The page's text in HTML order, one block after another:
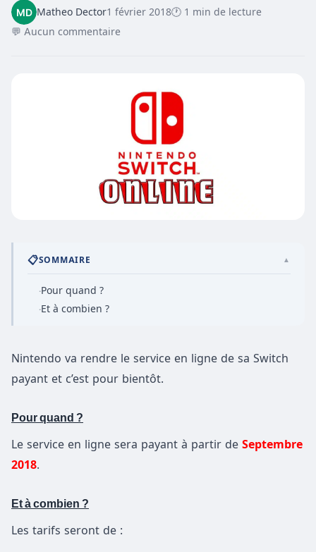
Matheo Dector1 février 2018🕐 1 min de lecture
💬 Aucun commentaire
📋SOMMAIRE ▲
·Pour quand ?
·Et à combien ?
Nintendo va rendre le service en ligne de sa Switch
payant et c’est pour bientôt.
Pour quand ?
Le service en ligne sera payant à partir de Septembre
2018.
Et à combien ?
Les tarifs seront de :